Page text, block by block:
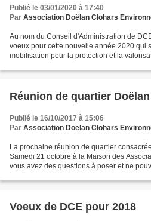
Publié le 03/01/2020 à 17:40
Par Association Doëlan Clohars
Au nom du Conseil d'Administration de
voeux pour cette nouvelle année 2020 qui
mobilisation pour la protection et la
Réunion de quartier
Publié le 16/10/2017 à 15:06
Par Association Doëlan Clohars
La prochaine réunion de quartier
Samedi 21 octobre à la Maison des
vous avez des questions à poser et ne
Voeux de DCE pour 2018